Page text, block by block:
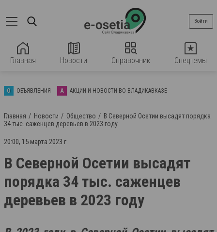
Главная Новости Справочник Спецтемы
Войти
О ОБЪЯВЛЕНИЯ А АКЦИИ И НОВОСТИ ВО ВЛАДИКАВКАЗЕ
Главная Новости Общество
В Северной Осетии высадят порядка
34 тыс. саженцев деревьев в 2023 году
20:00, 15 марта 2023 г.
В Северной Осетии высадят
порядка 34 тыс. саженцев
деревьев в 2023 году